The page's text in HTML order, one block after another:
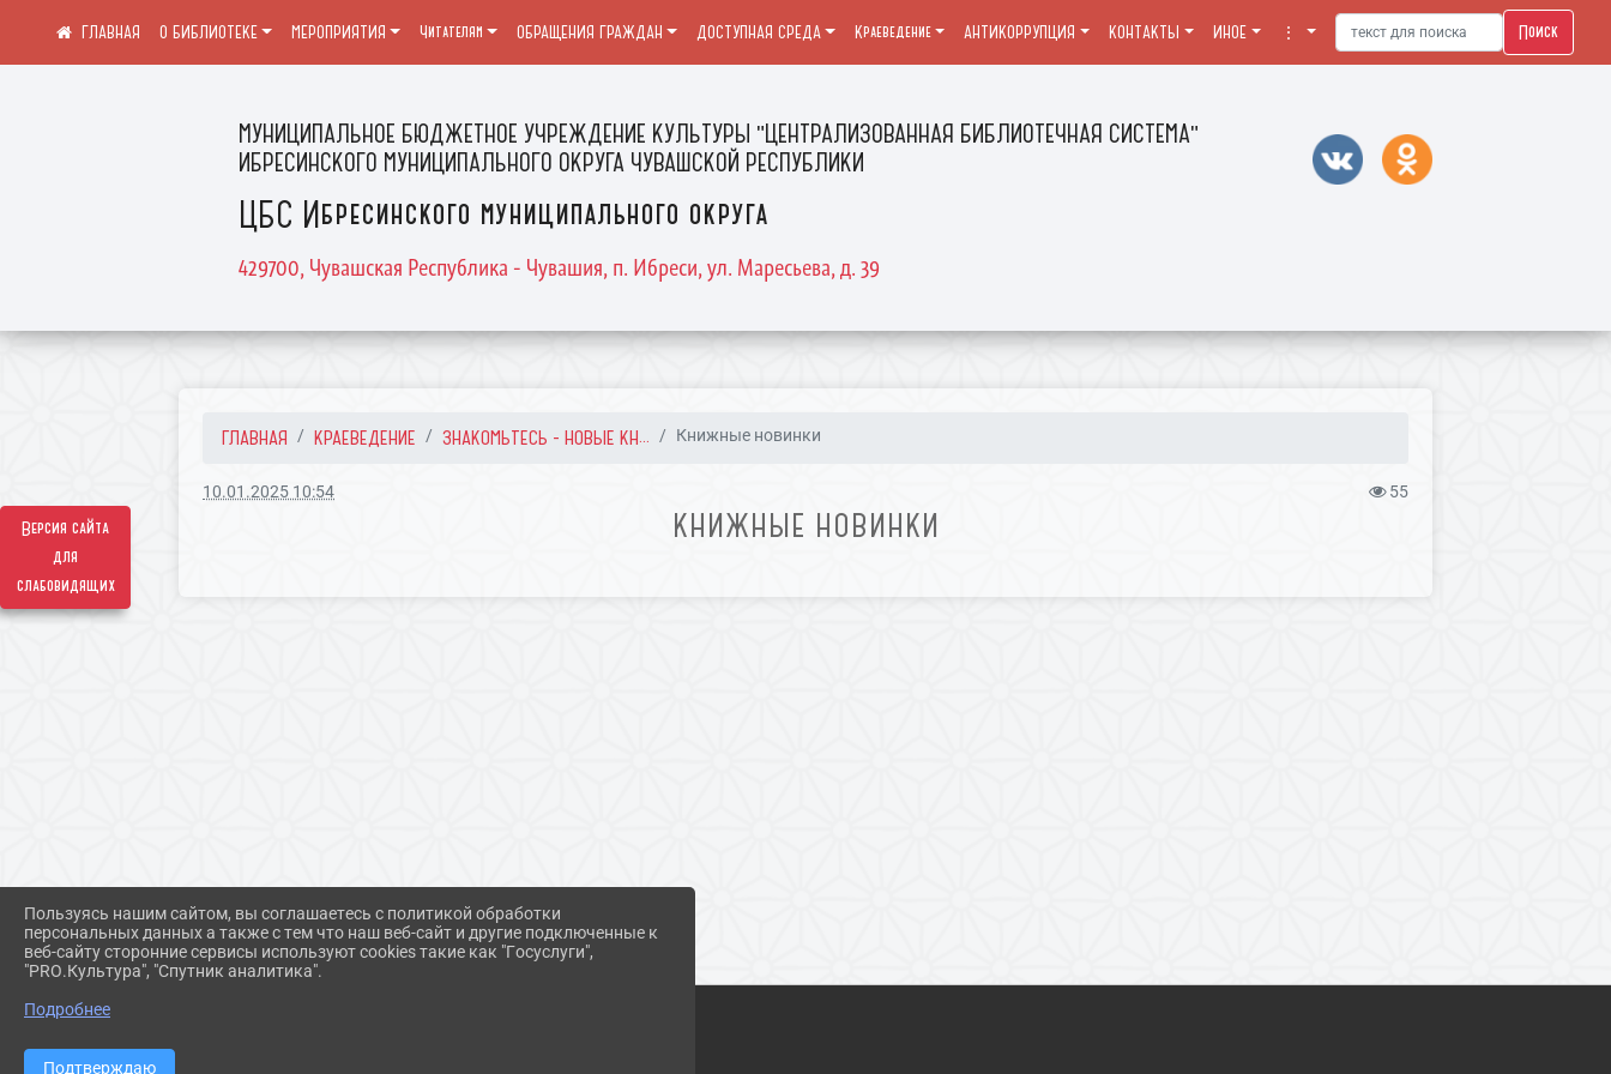
Версия сайта
для
слабовидящих
МУНИЦИПАЛЬНОЕ БЮДЖЕТНОЕ УЧРЕЖДЕНИЕ КУЛЬТУРЫ "ЦЕНТРАЛИЗОВАННАЯ БИБЛИОТЕЧНАЯ СИСТЕМА"
ИБРЕСИНСКОГО МУНИЦИПАЛЬНОГО ОКРУГА ЧУВАШСКОЙ РЕСПУБЛИКИ
ЦБС Ибресинского муниципального округа
429700, Чувашская Республика - Чувашия, п. Ибреси, ул. Маресьева, д. 39
О БИБЛИОТЕКЕ МЕРОПРИЯТИЯ Читателям ОБРАЩЕНИЯ ГРАЖДАН ДОСТУПНАЯ СРЕДА Краеведение АНТИКОРРУПЦИЯ КОНТАКТЫ ИНОЕ ⋮ Поиск
ГЛАВНАЯ КРАЕВЕДЕНИЕ ЗНАКОМЬТЕСЬ - НОВЫЕ КН... Книжные новинки
10.01.2025 10:54 55
КНИЖНЫЕ НОВИНКИ
Пользуясь нашим сайтом, вы соглашаетесь с политикой обработки
персональных данных а также с тем что наш веб-сайт и другие подключенные к
веб-сайту сторонние сервисы используют cookies такие как "Госуслуги",
"PRO.Культура", "Спутник аналитика".
Подробнее
Подтверждаю